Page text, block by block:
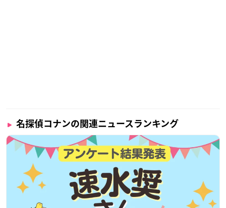
名探偵コナンの関連ニュースランキング